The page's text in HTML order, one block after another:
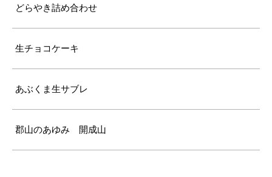
どらやき詰め合わせ
生チョコケーキ
あぶくま生サブレ
郡山のあゆみ 開成山